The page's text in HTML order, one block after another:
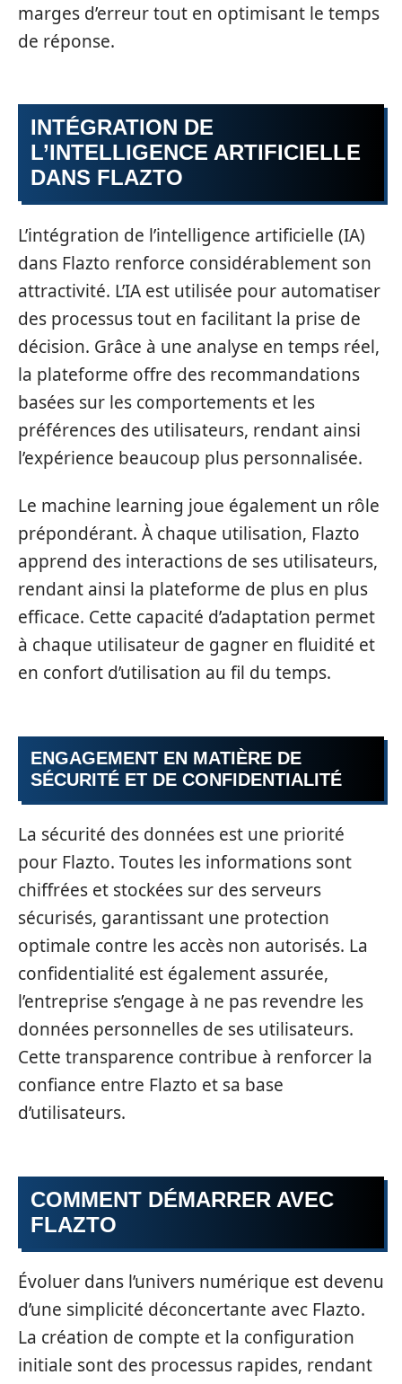
marges d’erreur tout en optimisant le temps
de réponse.
INTÉGRATION DE
L’INTELLIGENCE ARTIFICIELLE
DANS FLAZTO
L’intégration de l’intelligence artificielle (IA)
dans Flazto renforce considérablement son
attractivité. L’IA est utilisée pour automatiser
des processus tout en facilitant la prise de
décision. Grâce à une analyse en temps réel,
la plateforme offre des recommandations
basées sur les comportements et les
préférences des utilisateurs, rendant ainsi
l’expérience beaucoup plus personnalisée.
Le machine learning joue également un rôle
prépondérant. À chaque utilisation, Flazto
apprend des interactions de ses utilisateurs,
rendant ainsi la plateforme de plus en plus
efficace. Cette capacité d’adaptation permet
à chaque utilisateur de gagner en fluidité et
en confort d’utilisation au fil du temps.
ENGAGEMENT EN MATIÈRE DE
SÉCURITÉ ET DE CONFIDENTIALITÉ
La sécurité des données est une priorité
pour Flazto. Toutes les informations sont
chiffrées et stockées sur des serveurs
sécurisés, garantissant une protection
optimale contre les accès non autorisés. La
confidentialité est également assurée,
l’entreprise s’engage à ne pas revendre les
données personnelles de ses utilisateurs.
Cette transparence contribue à renforcer la
confiance entre Flazto et sa base
d’utilisateurs.
COMMENT DÉMARRER AVEC
FLAZTO
Évoluer dans l’univers numérique est devenu
d’une simplicité déconcertante avec Flazto.
La création de compte et la configuration
initiale sont des processus rapides, rendant